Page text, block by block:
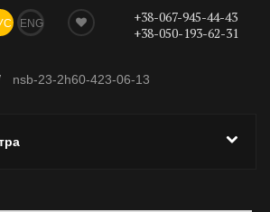
ENG
+38-067-945-44-43
+38-050-193-62-31
nsb-23-2h60-423-06-13